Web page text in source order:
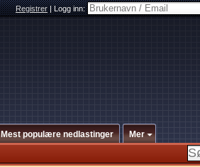
Registrer|Logg inn:
Mest populære nedlastinger Mer